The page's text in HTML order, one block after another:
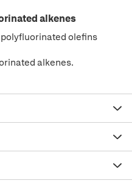
alkenes
olefins
alkenes.